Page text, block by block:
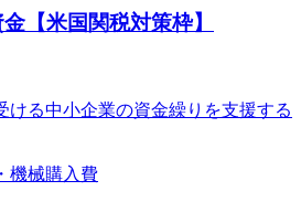
【米国関税対策枠】
ける中小企業の資金繰りを支援する
機械購入費